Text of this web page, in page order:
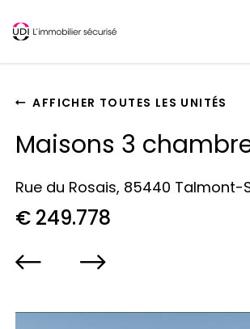
AFFICHER TOUTES LES UNITÉS
Maisons 3
Rue du Rosais, 85440 Talmont-
€ 249.778